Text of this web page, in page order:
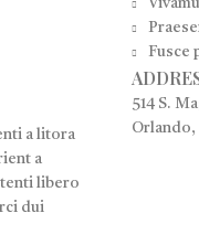
a litora
a
libero
dui
Fusce
514 S.
Orlando,